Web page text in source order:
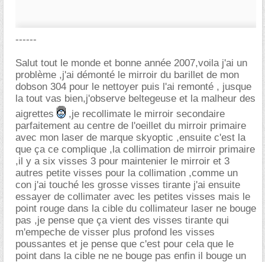
------
Salut tout le monde et bonne année 2007,voila j'ai un
problème ,j'ai démonté le mirroir du barillet de mon
dobson 304 pour le nettoyer puis l'ai remonté , jusque
la tout vas bien,j'observe beltegeuse et la malheur des
aigrettes
,je recollimate le mirroir secondaire
parfaitement au centre de l'oeillet du mirroir primaire
avec mon laser de marque skyoptic ,ensuite c'est la
que ça ce complique ,la collimation de mirroir primaire
,il y a six visses 3 pour maintenier le mirroir et 3
autres petite visses pour la collimation ,comme un
con j'ai touché les grosse visses tirante j'ai ensuite
essayer de collimater avec les petites visses mais le
point rouge dans la cible du collimateur laser ne bouge
pas ,je pense que ça vient des visses tirante qui
m'empeche de visser plus profond les visses
poussantes et je pense que c'est pour cela que le
point dans la cible ne ne bouge pas enfin il bouge un